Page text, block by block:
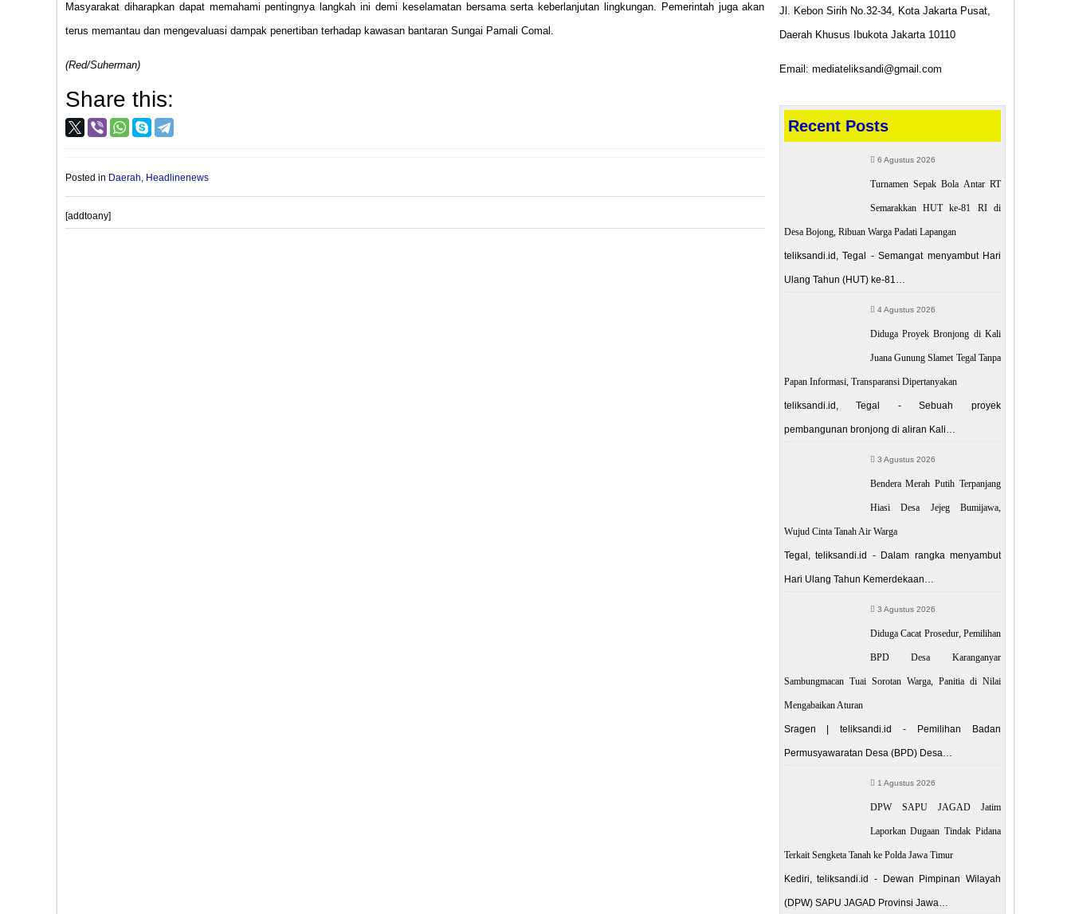
Masyarakat diharapkan dapat memahami pentingnya langkah ini demi keselamatan bersama serta keberlanjutan lingkungan. Pemerintah juga akan
terus memantau dan mengevaluasi dampak penertiban terhadap kawasan bantaran Sungai Pamali Comal.
(Red/Suherman)
Share this:
Posted in Daerah Headlinenews
[addtoany]
Jl. Kebon Sirih No.32-34, Kota Jakarta Pusat,
Daerah Khusus Ibukota Jakarta 10110
Email: mediateliksandi@gmail.com
Recent Posts
6 Agustus 2026
Turnamen Sepak Bola Antar RT
Semarakkan HUT ke-81 RI di
Desa Bojong, Ribuan Warga Padati Lapangan
teliksandi.id, Tegal - Semangat menyambut Hari
Ulang Tahun (HUT) ke-81…
4 Agustus 2026
Diduga Proyek Bronjong di Kali
Juana Gunung Slamet Tegal Tanpa
Papan Informasi, Transparansi Dipertanyakan
teliksandi.id, Tegal - Sebuah proyek
pembangunan bronjong di aliran Kali…
3 Agustus 2026
Bendera Merah Putih Terpanjang
Hiasi Desa Jejeg Bumijawa,
Wujud Cinta Tanah Air Warga
Tegal, teliksandi.id - Dalam rangka menyambut
Hari Ulang Tahun Kemerdekaan…
3 Agustus 2026
Diduga Cacat Prosedur, Pemilihan
BPD Desa Karanganyar
Sambungmacan Tuai Sorotan Warga, Panitia di Nilai
Mengabaikan Aturan
Sragen | teliksandi.id - Pemilihan Badan
Permusyawaratan Desa (BPD) Desa…
1 Agustus 2026
DPW SAPU JAGAD Jatim
Laporkan Dugaan Tindak Pidana
Terkait Sengketa Tanah ke Polda Jawa Timur
Kediri, teliksandi.id - Dewan Pimpinan Wilayah
(DPW) SAPU JAGAD Provinsi Jawa…